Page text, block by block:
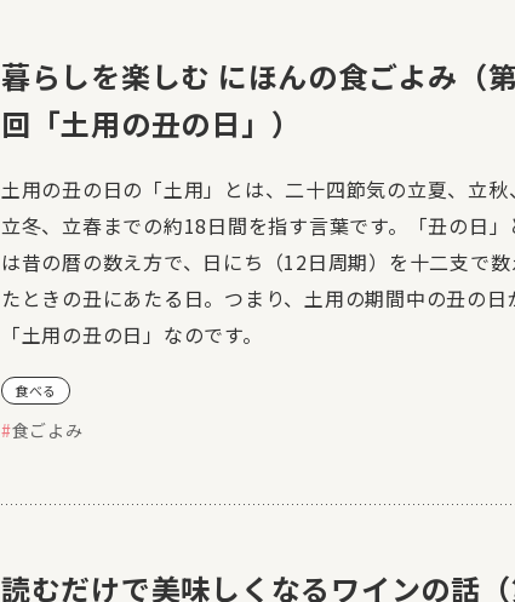
暮らしを楽しむ にほんの食ごよみ（
回「土用の丑の日」）
土用の丑の日の「土用」とは、二十四節気の立夏、立秋、
立冬、立春までの約18日間を指す言葉です。「丑の日」
は昔の暦の数え方で、日にち（12日周期）を十二支で数
たときの丑にあたる日。つまり、土用の期間中の丑の日
「土用の丑の日」なのです。
食べる
食ごよみ
読むだけで美味しくなるワインの話